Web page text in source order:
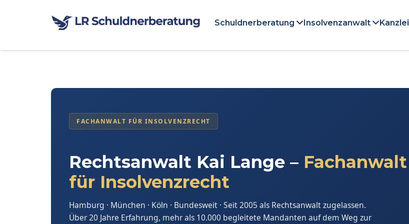
Schuldnerberatung Insolvenzanwalt Kanzlei
FACHANWALT FÜR INSOLVENZRECHT
Rechtsanwalt Kai Lange – Fachanwalt
für Insolvenzrecht
Hamburg · München · Köln · Bundesweit · Seit 2005 als Rechtsanwalt zugelassen.
Über 20 Jahre Erfahrung, mehr als 10.000 begleitete Mandanten auf dem Weg zur